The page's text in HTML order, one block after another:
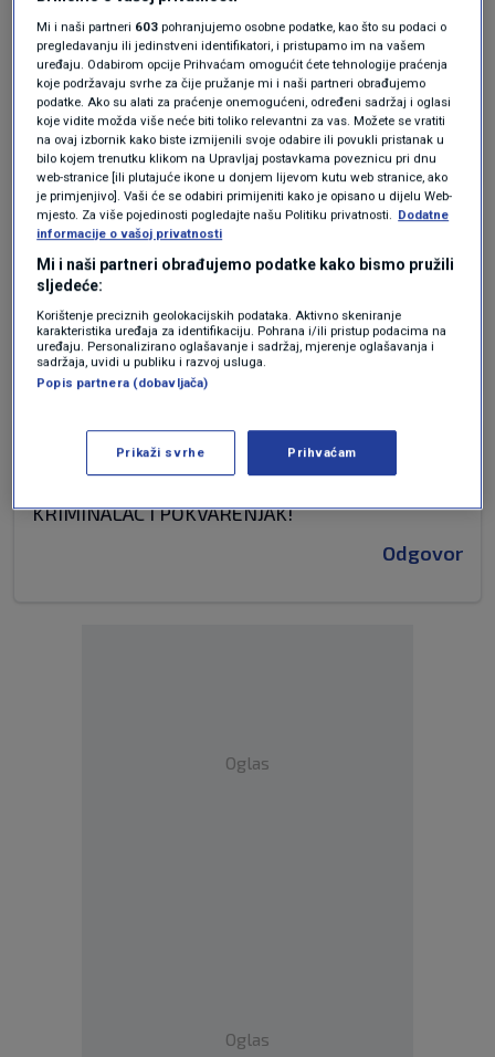
Ja
Rama je obična američka i izraelska “podrepna
muha”… vrijeme je da ide.
Odgovor
Jux
Tako se bori narod sa kičmom.
Odgovor
prije 2 mjeseci
KRIMINALAC I POKVARENJAK!
Odgovor
Oglas
Oglas
Mi i naši partneri 603 pohranjujemo osobne podatke, kao što su podaci o
pregledavanju ili jedinstveni identifikatori, i pristupamo im na vašem
uređaju. Odabirom opcije Prihvaćam omogućit ćete tehnologije praćenja
koje podržavaju svrhe za čije pružanje mi i naši partneri obrađujemo
podatke. Ako su alati za praćenje onemogućeni, određeni sadržaj i oglasi
koje vidite možda više neće biti toliko relevantni za vas. Možete se vratiti
na ovaj izbornik kako biste izmijenili svoje odabire ili povukli pristanak u
bilo kojem trenutku klikom na Upravljaj postavkama poveznicu pri dnu
web-stranice [ili plutajuće ikone u donjem lijevom kutu web stranice, ako
je primjenjivo]. Vaši će se odabiri primijeniti kako je opisano u dijelu Web-
mjesto. Za više pojedinosti pogledajte našu Politiku privatnosti.
Dodatne
informacije o vašoj privatnosti
Mi i naši partneri obrađujemo podatke kako bismo pružili
sljedeće:
Korištenje preciznih geolokacijskih podataka. Aktivno skeniranje
karakteristika uređaja za identifikaciju. Pohrana i/ili pristup podacima na
uređaju. Personalizirano oglašavanje i sadržaj, mjerenje oglašavanja i
sadržaja, uvidi u publiku i razvoj usluga.
Popis partnera (dobavljača)
Prikaži svrhe Prihvaćam